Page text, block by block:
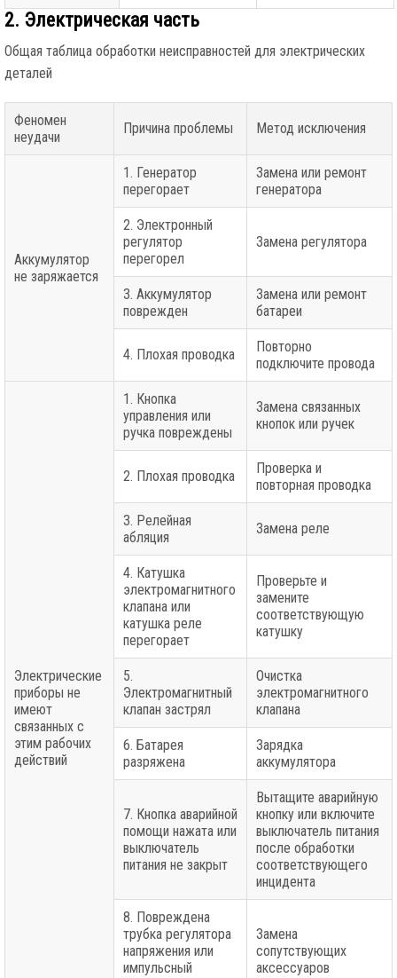
2. Электрическая часть
Общая таблица обработки неисправностей для электрических
деталей
Феномен
неудачи
Причина проблемы Метод исключения
Аккумулятор
не заряжается
1. Генератор
перегорает
Замена или ремонт
генератора
2. Электронный
регулятор
перегорел
Замена регулятора
3. Аккумулятор
поврежден
Замена или ремонт
батареи
4. Плохая проводка
Повторно
подключите провода
Электрические
приборы не
имеют
связанных с
этим рабочих
действий
1. Кнопка
управления или
ручка повреждены
Замена связанных
кнопок или ручек
2. Плохая проводка
Проверка и
повторная проводка
3. Релейная
абляция
Замена реле
4. Катушка
электромагнитного
клапана или
катушка реле
перегорает
Проверьте и
замените
соответствующую
катушку
5.
Электромагнитный
клапан застрял
Очистка
электромагнитного
клапана
6. Батарея
разряжена
Зарядка
аккумулятора
7. Кнопка аварийной
помощи нажата или
выключатель
питания не закрыт
Вытащите аварийную
кнопку или включите
выключатель питания
после обработки
соответствующего
инцидента
8. Повреждена
трубка регулятора
напряжения или
импульсный
Замена
сопутствующих
аксессуаров